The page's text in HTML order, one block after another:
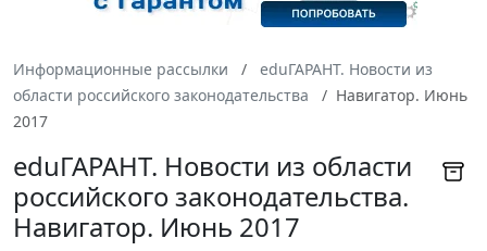
Информационные рассылки
eduГАРАНТ. Новости из
области российского законодательства
Навигатор. Июнь
2017
eduГАРАНТ. Новости из области
российского законодательства.
Навигатор. Июнь 2017